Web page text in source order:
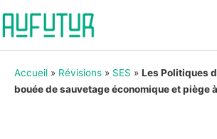
Accueil » Révisions » SES » Les Politiques
bouée de sauvetage économique et piège